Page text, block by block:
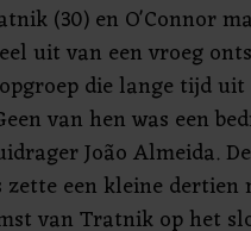
(30) en O'Connor
uit van een vroeg
die lange tijd
van hen was een
João Almeida.
zette een kleine dertien
van Tratnik op het